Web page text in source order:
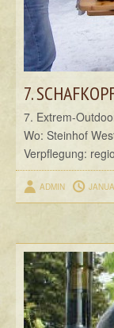
7.
7. Extrem-
Wo: Steinhof
Verpflegung:
ADMIN